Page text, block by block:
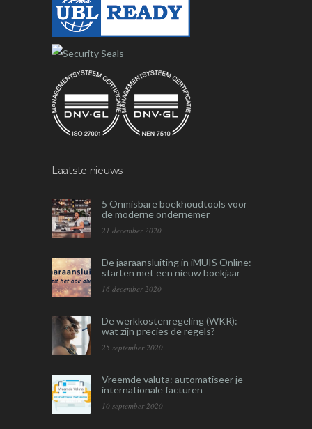
Laatste nieuws
5 Onmisbare boekhoudtools voor
de moderne ondernemer
21 december 2020
De jaaraansluiting in iMUIS Online:
starten met een nieuw boekjaar
16 december 2020
De werkkostenregeling (WKR):
wat zijn precies de regels?
25 september 2020
Vreemde valuta: automatiseer je
internationale facturen
10 september 2020